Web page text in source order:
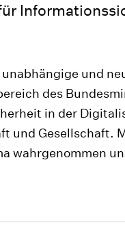
unabhängige und
des
in der
und Gesellschaft.
wahrgenommen